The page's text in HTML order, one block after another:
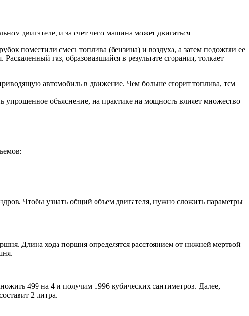
двигателе, и за счет чего машина может двигаться.
поместили смесь топлива (бензина) и воздуха, а затем подожгли ее
газ, образовавшийся в результате сгорания, толкает
автомобиль в движение. Чем больше сгорит топлива, тем
упрощенное объяснение, на практике на мощность влияет множество
Чтобы узнать общий объем двигателя, нужно сложить параметры
Длина хода поршня определятся расстоянием от нижней мертвой
499 на 4 и получим 1996 кубических сантиметров. Далее,
2 литра.